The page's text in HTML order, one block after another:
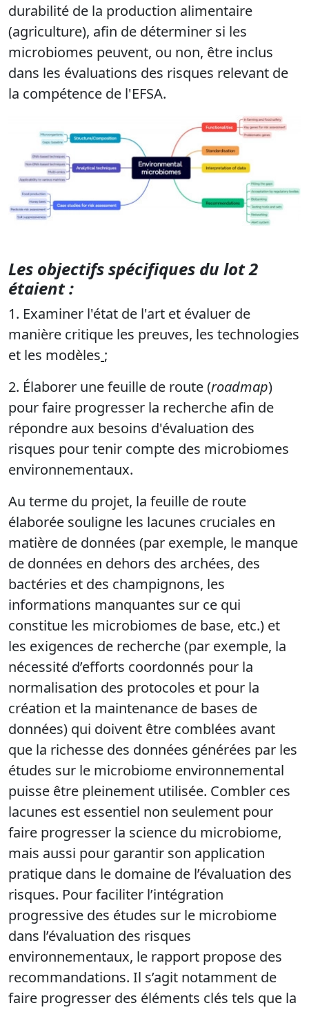
durabilité de la production alimentaire
(agriculture), afin de déterminer si les
microbiomes peuvent, ou non, être inclus
dans les évaluations des risques relevant de
la compétence de l'EFSA.
Les objectifs spécifiques du lot 2
étaient :
1. Examiner l'état de l'art et évaluer de
manière critique les preuves, les technologies
et les modèles ;
2. Élaborer une feuille de route (roadmap)
pour faire progresser la recherche afin de
répondre aux besoins d'évaluation des
risques pour tenir compte des microbiomes
environnementaux.
Au terme du projet, la feuille de route
élaborée souligne les lacunes cruciales en
matière de données (par exemple, le manque
de données en dehors des archées, des
bactéries et des champignons, les
informations manquantes sur ce qui
constitue les microbiomes de base, etc.) et
les exigences de recherche (par exemple, la
nécessité d’efforts coordonnés pour la
normalisation des protocoles et pour la
création et la maintenance de bases de
données) qui doivent être comblées avant
que la richesse des données générées par les
études sur le microbiome environnemental
puisse être pleinement utilisée. Combler ces
lacunes est essentiel non seulement pour
faire progresser la science du microbiome,
mais aussi pour garantir son application
pratique dans le domaine de l’évaluation des
risques. Pour faciliter l’intégration
progressive des études sur le microbiome
dans l’évaluation des risques
environnementaux, le rapport propose des
recommandations. Il s’agit notamment de
faire progresser des éléments clés tels que la